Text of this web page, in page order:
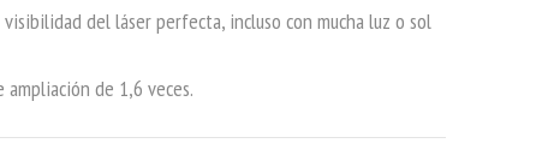
del láser perfecta, incluso con mucha luz o sol
de 1,6 veces.